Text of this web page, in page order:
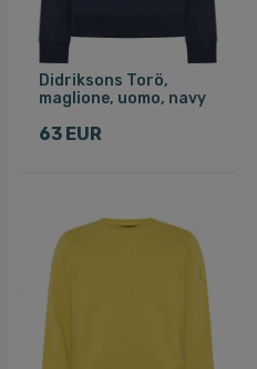
Didriksons Torö,
maglione, uomo, navy
63 EUR